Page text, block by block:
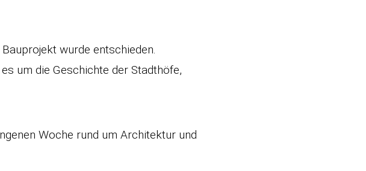
wurde entschieden.
um die Geschichte der Stadthöfe,
Woche rund um Architektur und